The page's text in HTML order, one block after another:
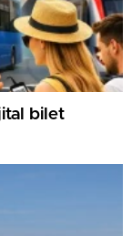
bilet